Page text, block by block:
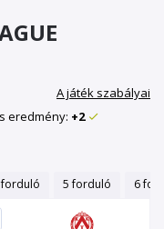
A játék szabályai
eredmény: +2
forduló 5 forduló 6